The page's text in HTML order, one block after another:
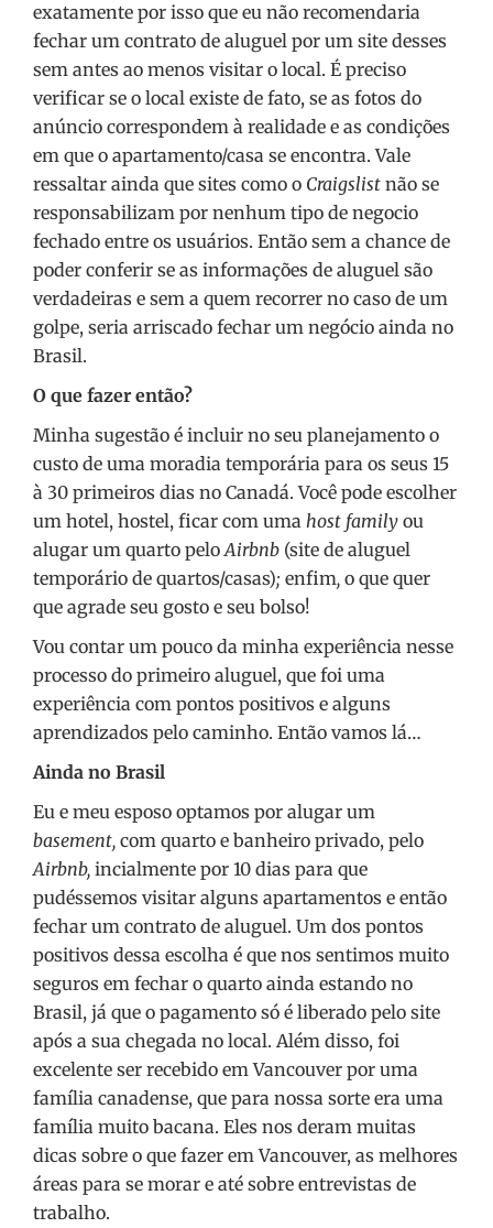
exatamente por isso que eu não recomendaria
fechar um contrato de aluguel por um site desses
sem antes ao menos visitar o local. É preciso
verificar se o local existe de fato, se as fotos do
anúncio correspondem à realidade e as condições
em que o apartamento/casa se encontra. Vale
ressaltar ainda que sites como o Craigslist não se
responsabilizam por nenhum tipo de negocio
fechado entre os usuários. Então sem a chance de
poder conferir se as informações de aluguel são
verdadeiras e sem a quem recorrer no caso de um
golpe, seria arriscado fechar um negócio ainda no
Brasil.
O que fazer então?
Minha sugestão é incluir no seu planejamento o
custo de uma moradia temporária para os seus 15
à 30 primeiros dias no Canadá. Você pode escolher
um hotel, hostel, ficar com uma host family ou
alugar um quarto peloAirbnb (site de aluguel
temporário de quartos/casas); enfim, o que quer
que agrade seu gosto e seu bolso!
Vou contar um pouco da minha experiência nesse
processo do primeiro aluguel, que foi uma
experiência com pontos positivos e alguns
aprendizados pelo caminho. Então vamos lá…
Ainda no Brasil
Eu e meu esposo optamos por alugar um
basement, com quarto e banheiro privado, pelo
Airbnb, incialmente por 10 dias para que
pudéssemos visitar alguns apartamentos e então
fechar um contrato de aluguel. Um dos pontos
positivos dessa escolha é que nos sentimos muito
seguros em fechar o quarto ainda estando no
Brasil, já que o pagamento só é liberado pelo site
após a sua chegada no local. Além disso, foi
excelente ser recebido em Vancouver por uma
família canadense, que para nossa sorte era uma
família muito bacana. Eles nos deram muitas
dicas sobre o que fazer em Vancouver, as melhores
áreas para se morar e até sobre entrevistas de
trabalho.